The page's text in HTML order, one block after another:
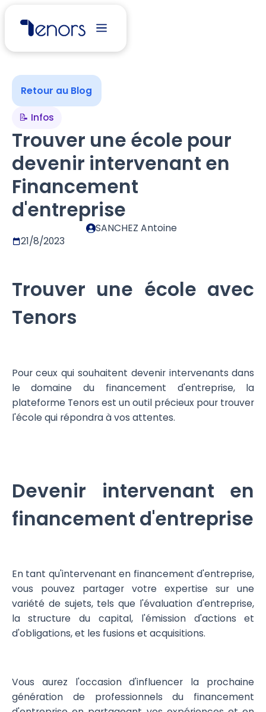
Retour au Blog
📝 Infos
Trouver une école pour
devenir intervenant en
Financement
d'entreprise
SANCHEZ Antoine
21/8/2023
Trouver une école avec
Tenors
Pour ceux qui souhaitent devenir intervenants dans
le domaine du financement d'entreprise, la
plateforme Tenors est un outil précieux pour trouver
l'école qui répondra à vos attentes.
Devenir intervenant en
financement d'entreprise
En tant qu'intervenant en financement d'entreprise,
vous pouvez partager votre expertise sur une
variété de sujets, tels que l'évaluation d'entreprise,
la structure du capital, l'émission d'actions et
d'obligations, et les fusions et acquisitions.
Vous aurez l'occasion d'influencer la prochaine
génération de professionnels du financement